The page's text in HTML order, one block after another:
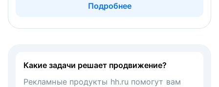
Подробнее
Какие задачи решает продвижение?
Рекламные продукты hh.ru помогут вам